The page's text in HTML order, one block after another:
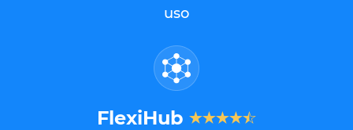
uso
FlexiHub